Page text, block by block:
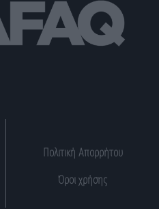
Πολιτική Απορρήτου
Όροι χρήσης